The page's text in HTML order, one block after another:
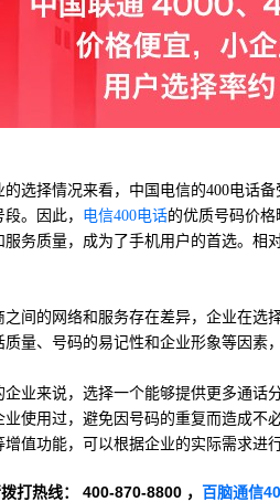
选择情况来看，中国电信的400电话
。因此， 电信400电话的优质号码价
务质量，成为了手机用户的首选。相
间的网络和服务存在差异，企业在选
量、号码的易记性和企业形象等因素
业来说，选择一个能够提供更多通话
使用过，避免因号码的重复而造成不
值功能，可以根据企业的实际需求进行
打热线： 400-870-8800 ， 百脑通信